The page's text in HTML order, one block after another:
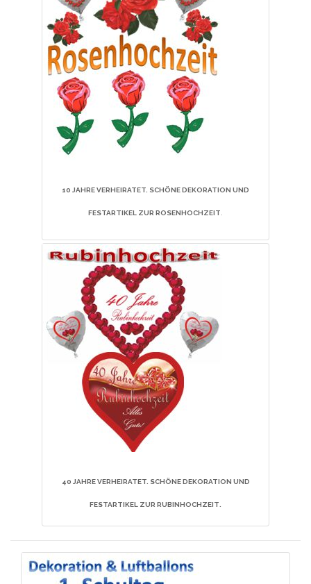
10 JAHRE VERHEIRATET. SCHÖNE DEKORATION UND
FESTARTIKEL ZUR ROSENHOCHZEIT
40 JAHRE VERHEIRATET. SCHÖNE DEKORATION UND
FESTARTIKEL ZUR RUBINHOCHZEIT